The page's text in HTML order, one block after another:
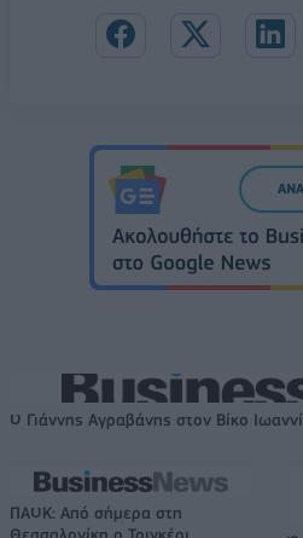
Ο Γιάννης Αγραβάνης στον Βίκο
ΠΑΟΚ: Από σήμερα στη
Θεσσαλονίκη ο Τρινκέρι